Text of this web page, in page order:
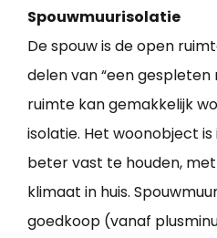
Spouwmuurisolatie
De spouw is de open
delen van “een gespleten
ruimte kan gemakkelijk
isolatie. Het woonobject
beter vast te houden,
klimaat in huis.
goedkoop (vanaf